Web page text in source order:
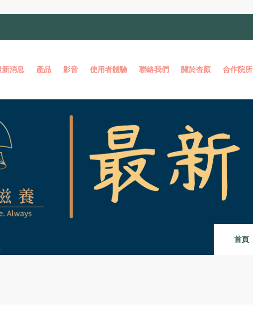
新消息 產品 影音 使用者體驗 聯絡我們 關於杏顏 合作院所
首頁